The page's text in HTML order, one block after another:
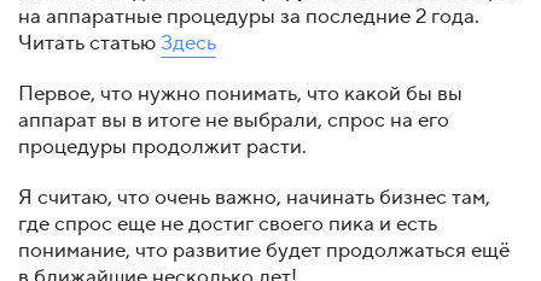
на аппаратные процедуры за последние 2 года.
Читать статьюЗдесь
Первое, что нужно понимать, что какой бы вы
аппарат вы в итоге не выбрали, спрос на его
процедуры продолжит расти.
Я считаю, что очень важно, начинать бизнес там,
где спрос еще не достиг своего пика и есть
понимание, что развитие будет продолжаться ещё